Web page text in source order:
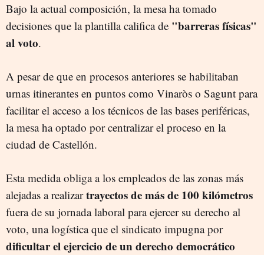
Bajo la actual composición, la mesa ha tomado
decisiones que la plantilla califica de "barreras físicas"
al voto.
A pesar de que en procesos anteriores se habilitaban
urnas itinerantes en puntos como Vinaròs o Sagunt para
facilitar el acceso a los técnicos de las bases periféricas,
la mesa ha optado por centralizar el proceso en la
ciudad de Castellón.
Esta medida obliga a los empleados de las zonas más
alejadas a realizartrayectos de más de 100 kilómetros
fuera de su jornada laboral para ejercer su derecho al
voto, una logística que el sindicato impugna por
dificultar el ejercicio de un derecho democrático